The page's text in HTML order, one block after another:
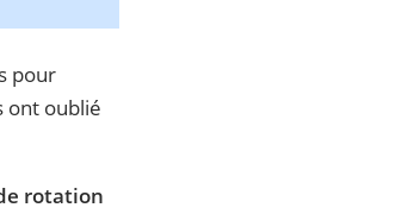
pour
ont oublié
rotation